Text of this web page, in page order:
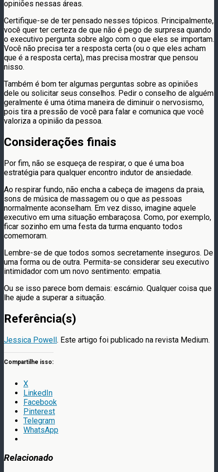
opiniões nessas áreas.
Certifique-se de ter pensado nesses tópicos. Principalmente,
você quer ter certeza de que não é pego de surpresa quando
o executivo pergunta sobre algo com o que eles se importam.
Você não precisa ter a resposta certa (ou o que eles acham
que é a resposta certa), mas precisa mostrar que pensou
nisso.
Também é bom ter algumas perguntas sobre as opiniões
dele ou solicitar seus conselhos. Pedir o conselho de alguém
geralmente é uma ótima maneira de diminuir o nervosismo,
pois tira a pressão de você para falar e comunica que você
valoriza a opinião da pessoa.
Considerações finais
Por fim, não se esqueça de respirar, o que é uma boa
estratégia para qualquer encontro indutor de ansiedade.
Ao respirar fundo, não encha a cabeça de imagens da praia,
sons de música de massagem ou o que as pessoas
normalmente aconselham. Em vez disso, imagine aquele
executivo em uma situação embaraçosa. Como, por exemplo,
ficar sozinho em uma festa da turma enquanto todos
comemoram.
Lembre-se de que todos somos secretamente inseguros. De
uma forma ou de outra. Permita-se considerar seu executivo
intimidador com um novo sentimento: empatia.
Ou se isso parece bom demais: escárnio. Qualquer coisa que
lhe ajude a superar a situação.
Referência(s)
Jessica Powell. Este artigo foi publicado na revista Medium.
Compartilhe isso:
X
LinkedIn
Facebook
Pinterest
Telegram
WhatsApp
Relacionado